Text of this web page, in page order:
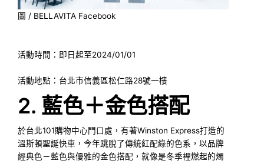
圖 / BELLAVITA Facebook
活動時間：即日起至2024/01/01
活動地點：台北市信義區松仁路28號一樓
2. 藍色＋金色搭配
於台北101購物中心門口處，有著Winston Express打造的
溫斯頓聖誕快車，今年跳脫了傳統紅配綠的色系，以品牌
經典色－藍色與優雅的金色搭配，就像是冬季裡燃起的燭